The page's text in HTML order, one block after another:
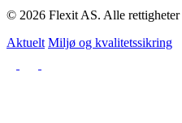
© 2026 Flexit AS. Alle
Aktuelt Miljø og kvalitetssikring